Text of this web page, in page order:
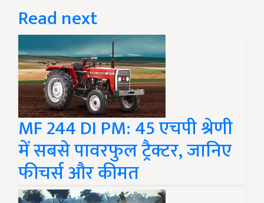
Read next
MF 244 DI PM: 45 एचपी श्रेणी
में सबसे पावरफुल ट्रैक्टर, जानिए
फीचर्स और कीमत